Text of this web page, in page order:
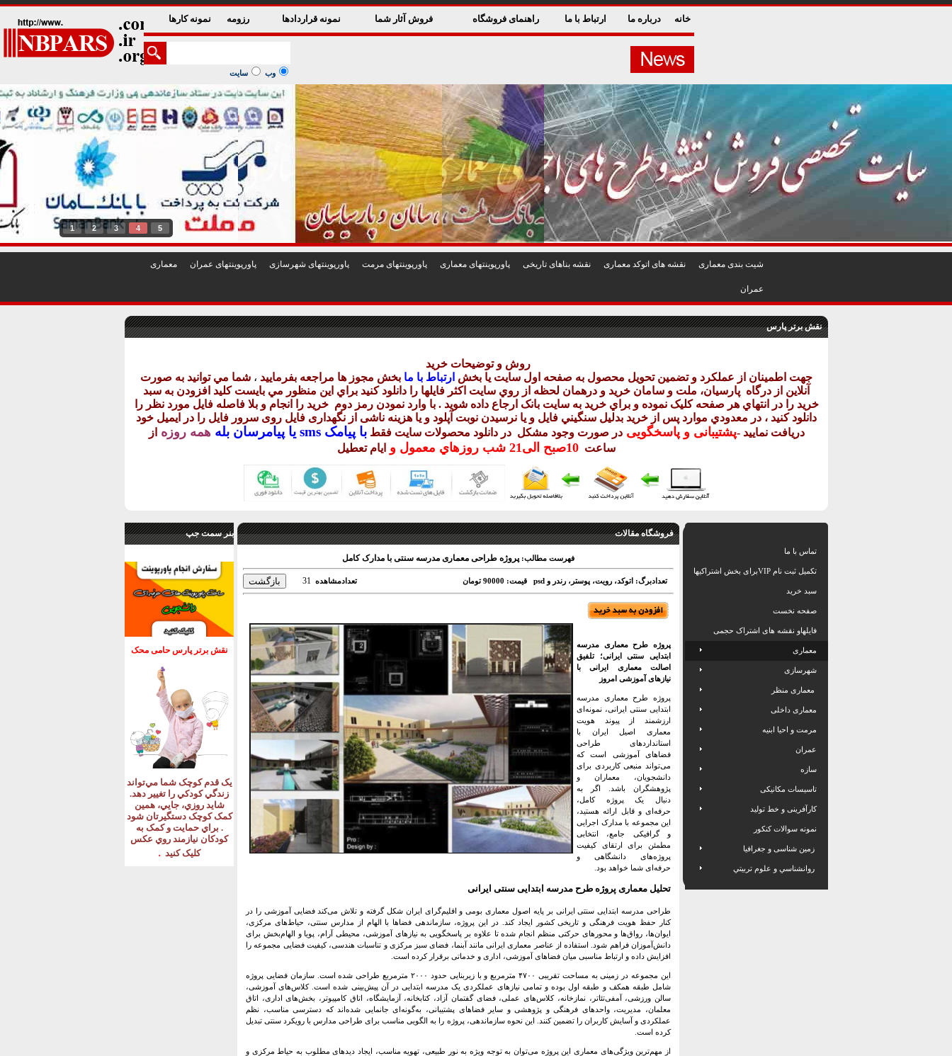
خانه درباره ما ارتباط با ما راهنمای فروشگاه فروش آثار شما نمونه قراردادها رزومه نمونه کارها
وب سایت
1 2 3 4 5
شيت بندی معماری نقشه های اتوکد معماری نقشه بناهای تاريخی پاورپوينتهای معماری پاورپوينتهای مرمت پاورپوينتهای شهرسازی پاورپوينتهای عمران معماری
عمران
نقش برتر پارس
روش و توضيحات خريد
جهت اطمينان از عملکرد و تضمين تحويل محصول به صفحه اول سايت يا بخش ارتباط با ما بخش مجوز ها مراجعه بفرماييد ، شما مي توانيد به صورت
آنلاين از درگاه پارسيان، ملت و سامان خريد و درهمان لحظه از روي سايت اکثر فايلها را دانلود کنيد براي اين منظور مي بايست کليد افزودن به سبد
خريد را در انتهاي هر صفحه کليک نموده و براي خريد به سايت بانک ارجاع داده شويد . با وارد نمودن رمز دوم خريد را انجام و بلا فاصله فايل مورد نظر را
دانلود کنيد ، در معدودي موارد پس از خريد بدليل سنگيني فايل و يا نرسيدن نوبت آپلود و يا هزينه ناشی از نگهداری فايل روی سرور فايل را در ايميل خود
دريافت نماييد -پشتيبانی و پاسخگويیدر صورت وجود مشکل در دانلود محصولات سايت فقطباپيامک sms يا پيامرسان بله همه روزه از
ساعت 10صبح الی21 شب روزهاي معمول و ايام تعطيل
بنر سمت جپ
نقش برتر پارس حامی محک
يک قدم کوچک شما مي‌تواند
زندگي کودکي را تغيير دهد.
شايد روزي، جايي، همين
کمک کوچک دستگيرتان شود
. براي حمايت و کمک به
کودکان نيازمند روي عکس
کليک کنيد .
فروشگاه مقالات
فهرست مطالب: پروژه طراحی معماری مدرسه سنتی با مدارک کامل
تعدادبرگ: اتوکد، رویت، پوستر، رندر و psd قیمت: 90000 تومان تعدادمشاهده 31
پروژه طرح معماری مدرسه
ابتدایی سنتی ایرانی؛ تلفیق
اصالت معماری ایرانی با
نیازهای آموزشی امروز
پروژه طرح معماری مدرسه
ابتدایی سنتی ایرانی، نمونه‌ای
ارزشمند از پیوند هویت
معماری اصیل ایران با
استانداردهای طراحی
فضاهای آموزشی است که
می‌تواند منبعی کاربردی برای
دانشجویان، معماران و
پژوهشگران باشد. اگر به
دنبال یک پروژه کامل،
حرفه‌ای و قابل ارائه هستید،
این مجموعه با مدارک اجرایی
و گرافیکی جامع، انتخابی
مطمئن برای ارتقای کیفیت
پروژه‌های دانشگاهی و
حرفه‌ای شما خواهد بود.
تحلیل معماری پروژه طرح مدرسه ابتدایی سنتی ایرانی
طراحی مدرسه ابتدایی سنتی ایرانی بر پایه اصول معماری بومی و اقلیم‌گرای ایران شکل گرفته و تلاش می‌کند فضایی آموزشی را در
کنار حفظ هویت فرهنگی و تاریخی کشور ایجاد کند. در این پروژه، سازماندهی فضاها با الهام از مدارس سنتی، حیاط‌های مرکزی،
ایوان‌ها، رواق‌ها و محورهای حرکتی منظم انجام شده تا علاوه بر پاسخگویی به نیازهای آموزشی، محیطی آرام، پویا و الهام‌بخش برای
دانش‌آموزان فراهم شود. استفاده از عناصر معماری ایرانی مانند آبنما، فضای سبز مرکزی و تناسبات هندسی، کیفیت فضایی مجموعه را
افزایش داده و ارتباط مناسبی میان فضاهای آموزشی، اداری و خدماتی برقرار کرده است.
این مجموعه در زمینی به مساحت تقریبی ۴۷۰۰ مترمربع و با زیربنایی حدود ۲۰۰۰ مترمربع طراحی شده است. سازمان فضایی پروژه
شامل طبقه همکف و طبقه اول بوده و تمامی نیازهای عملکردی یک مدرسه ابتدایی در آن پیش‌بینی شده است. کلاس‌های آموزشی،
سالن ورزشی، آمفی‌تئاتر، نمازخانه، کلاس‌های عملی، فضای گفتمان آزاد، کتابخانه، آزمایشگاه، اتاق کامپیوتر، بخش‌های اداری، اتاق
معلمان، مدیریت، واحدهای فرهنگی و پژوهشی و سایر فضاهای پشتیبانی، به‌گونه‌ای جانمایی شده‌اند که دسترسی مناسب، نظم
عملکردی و آسایش کاربران را تضمین کنند. این نحوه سازماندهی، پروژه را به الگویی مناسب برای طراحی مدارس با رویکرد سنتی تبدیل
کرده است.
از مهم‌ترین ویژگی‌های معماری این پروژه می‌توان به توجه ویژه به نور طبیعی، تهویه مناسب، ایجاد دیدهای مطلوب به حیاط مرکزی و
تماس با ما
تکمیل ثبت نام VIPبرای بخش اشتراکیها
سبد خرید
صفحه نخست
فایلهاو نقشه های اشتراک حجمی
معماری
شهرسازی
معماری منظر
معماری داخلی
مرمت و احیا ابنیه
عمران
سازه
تاسیسات مکانیکی
کارآفرینی و خط تولید
نمونه سوالات کنکور
زمین شناسی و جغرافیا
روانشناسي و علوم تربيتي